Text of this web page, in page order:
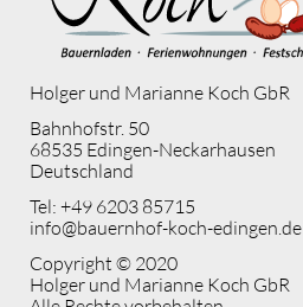
Holger und Marianne Koch GbR
Bahnhofstr. 50
68535 Edingen-Neckarhausen
Deutschland
Tel: +49 6203 85715
info@bauernhof-koch-edingen.de
Copyright © 2020
Holger und Marianne Koch GbR